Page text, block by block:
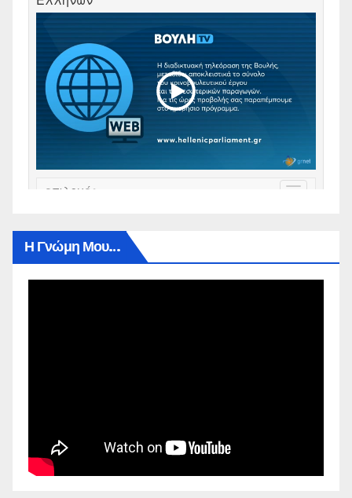
Η Γνώμη Μου…